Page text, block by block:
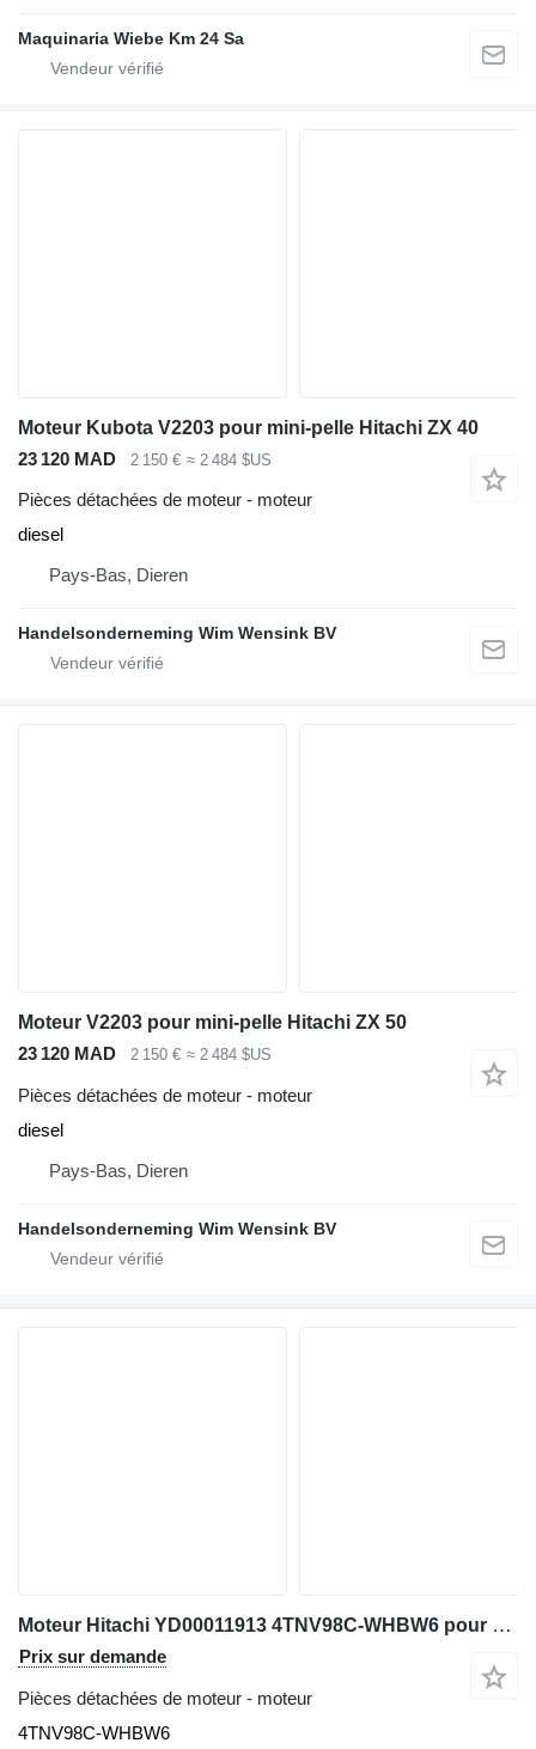
Maquinaria Wiebe Km 24 Sa
Moteur Kubota V2203 pour mini-pelle Hitachi ZX 40
23 120 MAD
2 150 € ≈ 2 484 $US
Pièces détachées de moteur - moteur
diesel
Pays-Bas, Dieren
Handelsonderneming Wim Wensink BV
Moteur V2203 pour mini-pelle Hitachi ZX 50
23 120 MAD
2 150 € ≈ 2 484 $US
Pièces détachées de moteur - moteur
diesel
Pays-Bas, Dieren
Handelsonderneming Wim Wensink BV
Moteur Hitachi YD00011913 4TNV98C-WHBW6 pour mini-pelle Hitachi ZX85US-6 ZX85USB-6
Prix sur demande
Pièces détachées de moteur - moteur
4TNV98C-WHBW6